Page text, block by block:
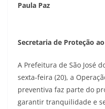
Paula Paz
Secretaria de Proteção
A Prefeitura de São José
sexta-feira (20), a
preventiva faz parte do
garantir tranquilidade e